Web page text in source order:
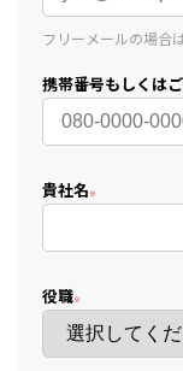
フリーメールの場合
携帯番号もしくは
貴社名
役職